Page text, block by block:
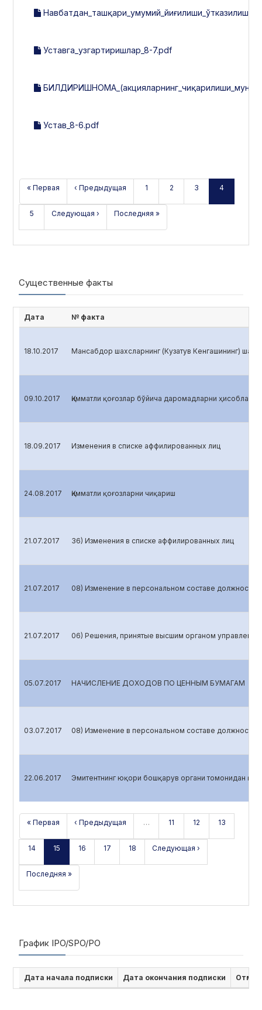
Уставга_узгартиришлар_8-7.pdf
БИЛДИРИШНОМА_(акцияларнинг_чиқарилиши_мун.б-
Устав_8-6.pdf
« Первая ‹ Предыдущая 1 2 3 4
5 Следующая › Последняя »
Существенные факты
Дата № факта
18.10.2017 Мансабдор шахсларнинг (Кузатув Кенгашининг)
09.10.2017 Қимматли қоғозлар бўйича даромадларни ҳисоблаш
18.09.2017 Изменения в списке аффилированных лиц
24.08.2017 Қимматли қоғозларни чиқариш
21.07.2017 36) Изменения в списке аффилированных лиц
21.07.2017 08) Изменение в персональном составе
21.07.2017 06) Решения, принятые высшим органом управления
05.07.2017 НАЧИСЛЕНИЕ ДОХОДОВ ПО ЦЕННЫМ БУМАГАМ
03.07.2017 08) Изменение в персональном составе
22.06.2017 Эмитентнинг юқори бошқарув органи томонидан
« Первая ‹ Предыдущая … 11 12 13
14 15 16 17 18 Следующая ›
Последняя »
График IPO/SPO/PO
Дата начала подписки Дата окончания подписки